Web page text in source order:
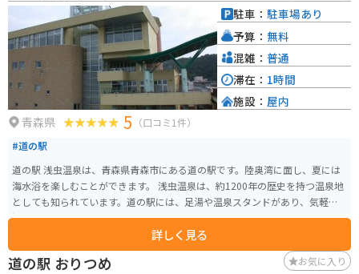
に効果があり、保湿力もあり、美肌効果も期待できます。浅虫温泉は、東側
には昔ながらの温泉旅館や食堂があり、懐かしい日本の温泉街といった雰囲
気があります。西側には海浜公園「サンセットビーチあさむし」があり、ビ
ーチやウインドサーフィン、ヨット、釣りなどの海を堪能することができま
す。
青森県 5 （口コミ1件）
#道の駅
道の駅 浅虫温泉は、青森県青森市にある道の駅です。陸奥湾に面し、夏には
海水浴を楽しむことができます。 浅虫温泉は、約1200年の歴史を持つ温泉地
としても知られています。道の駅には、足湯や温泉スタンドがあり、気軽に
温泉を楽しむことができます。また、地元でとれた新鮮な魚介類を味わえる
飲食店や、青森県の名産品を販売するショップなどもあります。 バイクで訪
れる場合は、道の駅の駐車場にバイク専用のスペースがあります。周辺に
は、風光明媚な海岸線や山岳道路など、ツーリングに最適なルートがたくさ
詳しく見る
駐車： 駐車場あり
予算： 無料
混雑： 普通
滞在： 1時間
施設： 屋内
道の駅 おりつめ お気に入り